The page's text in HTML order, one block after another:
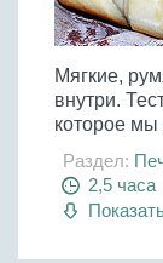
Мягкие,
внутри.
которое мы
Раздел:
2,5 часа